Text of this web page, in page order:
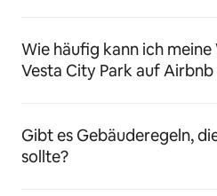
Wie häufig kann ich meine
Vesta City Park auf
Gibt es Gebäuderegeln,
sollte?